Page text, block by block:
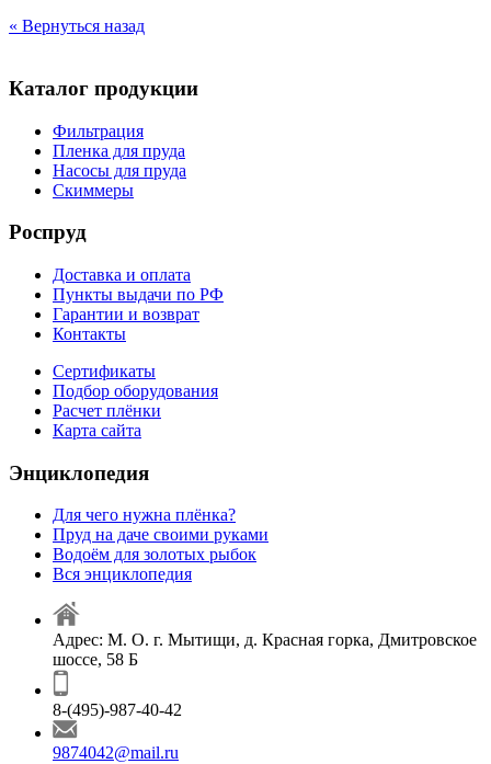
« Вернуться назад
Каталог продукции
Фильтрация
Пленка для пруда
Насосы для пруда
Скиммеры
Роспруд
Доставка и оплата
Пункты выдачи по РФ
Гарантии и возврат
Контакты
Сертификаты
Подбор оборудования
Расчет плёнки
Карта сайта
Энциклопедия
Для чего нужна плёнка?
Пруд на даче своими руками
Водоём для золотых рыбок
Вся энциклопедия
Адрес: М. О. г. Мытищи, д. Красная горка, Дмитровское
шоссе, 58 Б
8-(495)-987-40-42
9874042@mail.ru